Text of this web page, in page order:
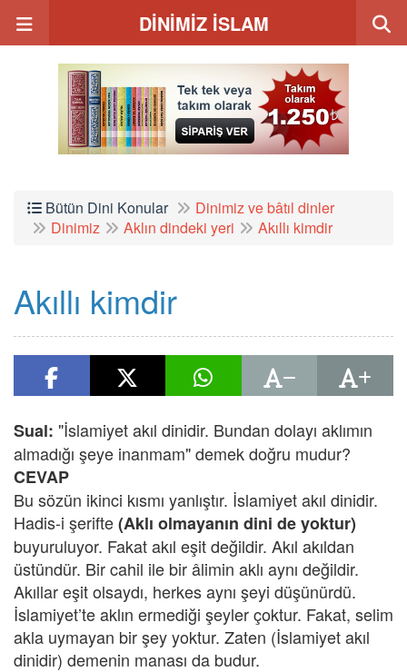
DİNİMİZ İSLAM
Bütün Dini Konular
Dinimiz ve bâtıl dinler
Dinimiz
Aklın dindeki yeri Akıllı kimdir
Akıllı kimdir
Sual: "İslamiyet akıl dinidir. Bundan dolayı aklımın
almadığı şeye inanmam" demek doğru mudur?
CEVAP
Bu sözün ikinci kısmı yanlıştır. İslamiyet akıl dinidir.
Hadis-i şerifte(Aklı olmayanın dini de yoktur)
buyuruluyor. Fakat akıl eşit değildir. Akıl akıldan
üstündür. Bir cahil ile bir âlimin aklı aynı değildir.
Akıllar eşit olsaydı, herkes aynı şeyi düşünürdü.
İslamiyet’te aklın ermediği şeyler çoktur. Fakat, selim
akla uymayan bir şey yoktur. Zaten (İslamiyet akıl
dinidir) demenin manası da budur.